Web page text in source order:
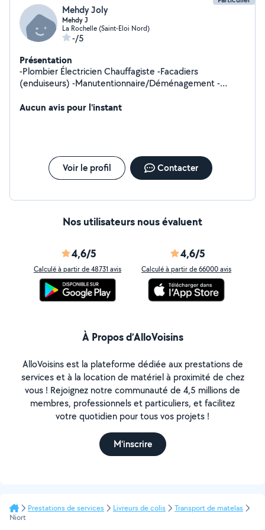
Mehdy Joly
Mehdy J
La Rochelle (Saint-Eloi Nord)
-/5
Présentation
-Plombier Électricien Chauffagiste -Facadiers
(enduiseurs) -Manutentionnaire/Déménagement -
Aucun avis pour l'instant
Voir le profil Contacter
Nos utilisateurs nous évaluent
4,6/5
Calculé à partir de 48731 avis
4,6/5
Calculé à partir de 66000 avis
À Propos d’AlloVoisins
AlloVoisins est la plateforme dédiée aux prestations de
services et à la location de matériel à proximité de chez
vous ! Rejoignez notre communauté de 4,5 millions de
membres, professionnels et particuliers, et facilitez
votre quotidien pour tous vos projets !
M'inscrire
Prestations de services Livreurs de colis
Transport de matelas
Niort